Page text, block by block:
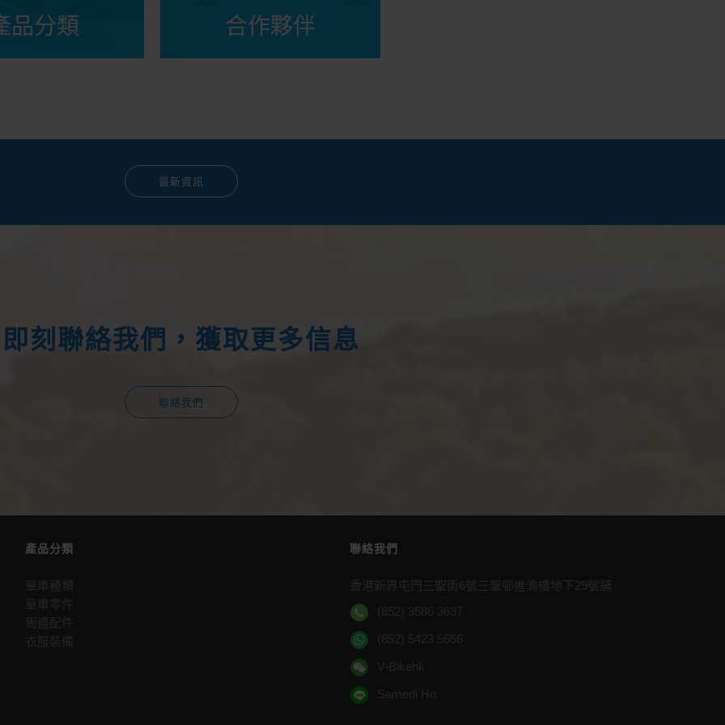
品分類 合作夥伴
最新資訊
即刻聯絡我們，獲取更多信息
聯絡我們
產品分類
單車種類
單車零件
周邊配件
衣服裝備
聯絡我們
香港新界屯門三聖街6號三聖邨進漁樓地下29號舖
(852) 3586 3637
(852) 5423 5666
V-Bikehk
Samedi Ho